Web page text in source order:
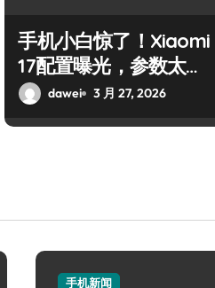
手机小白惊了！Xiaomi
17配置曝光，参数太强
了！dawei 3 月 27, 2026
手机新闻